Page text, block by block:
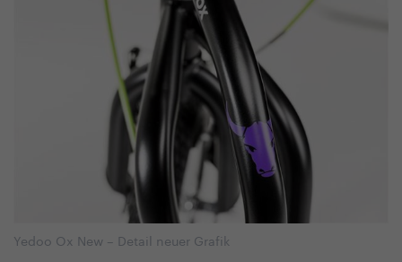
Yedoo Ox New – Detail neuer Grafik